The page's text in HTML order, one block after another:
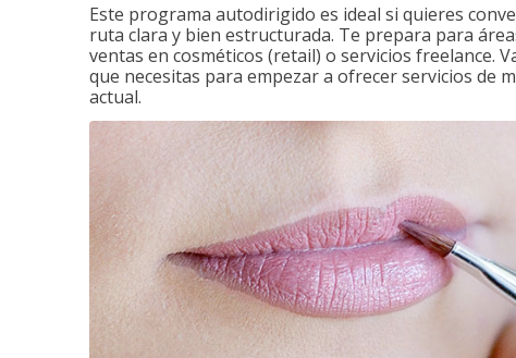
Este programa autodirigido es ideal si quieres
ruta clara y bien estructurada. Te prepara para
ventas en cosméticos (retail) o servicios freelance.
que necesitas para empezar a ofrecer servicios de
actual.